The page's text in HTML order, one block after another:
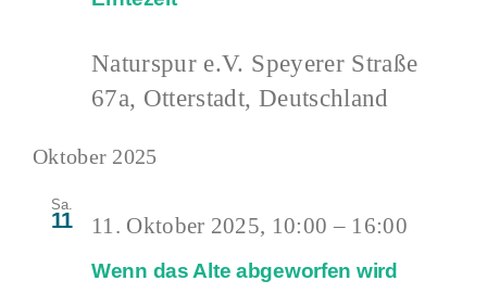
Naturspur e.V. Speyerer Straße
67a, Otterstadt, Deutschland
Oktober 2025
Sa.
11
Wenn das Alte abgeworfen wird
11. Oktober 2025, 10:00 – 16:00